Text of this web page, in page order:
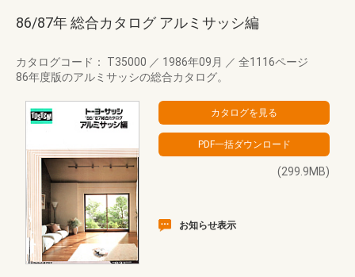
86/87年 総合カタログ アルミサッシ編
カタログコード： T35000 ／ 1986年09月 ／ 全1116ページ
86年度版のアルミサッシの総合カタログ。
(299.9MB)
お知らせ表示